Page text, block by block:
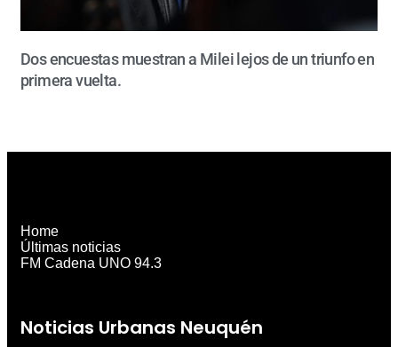
Dos encuestas muestran a Milei lejos de un triunfo en
primera vuelta.
Noticias Urbanas Neuquén
Home
Últimas noticias
FM Cadena UNO 94.3